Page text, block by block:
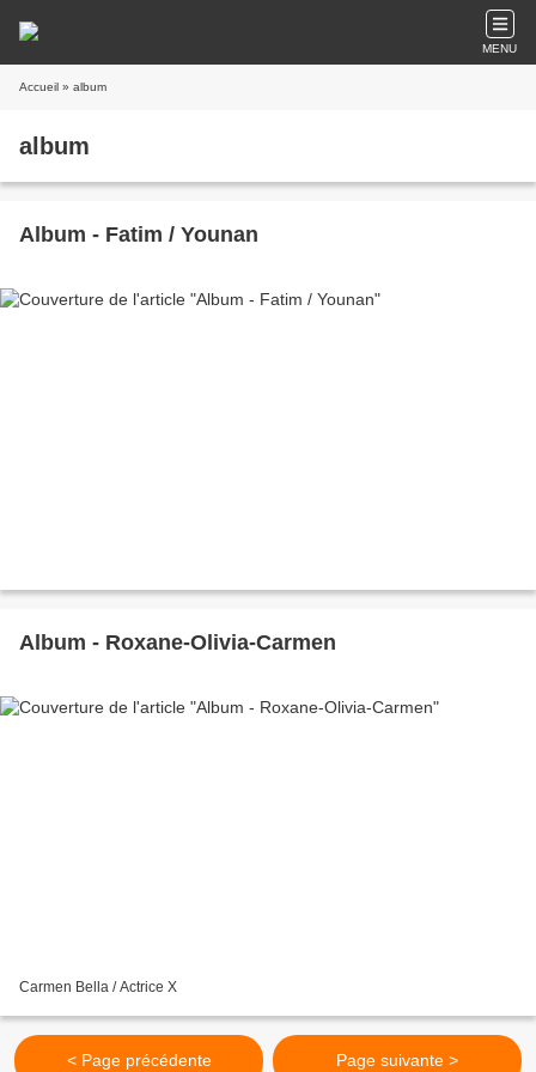
MENU
Accueil » album
album
Album - Fatim / Younan
Album - Roxane-Olivia-Carmen
Carmen Bella / Actrice X
< Page précédente Page suivante >